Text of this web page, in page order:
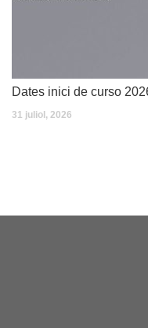
Dates inici de curso
31 juliol, 2026